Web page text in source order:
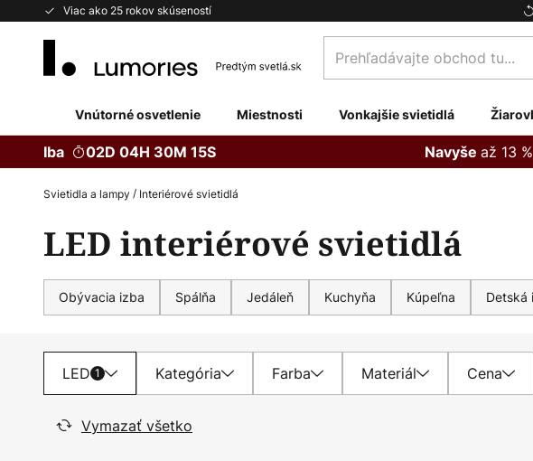
Viac ako 25 rokov skúseností
Skip
Prehľadávajte
obchod
Vnútorné osvetlenie Miestnosti Vonkajšie svietidlá
Iba 02D 04H 30M 14S Navyše až 13
Svietidla a lampy Interiérové svietidlá
LED interiérové svietidlá
Obývacia izba Spálňa Jedáleň Kuchyňa Kúpeľna Detská
LED 1 Kategória Farba Materiál Cena
Vymazať všetko